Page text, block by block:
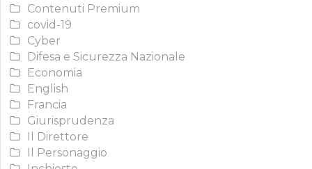
Contenuti Premium
covid-19
Cyber
Difesa e Sicurezza Nazionale
Economia
English
Francia
Giurisprudenza
Il Direttore
Il Personaggio